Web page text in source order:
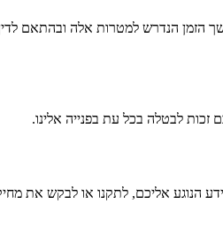
זכות לבטלה בכל עת בפנייה אלינו.